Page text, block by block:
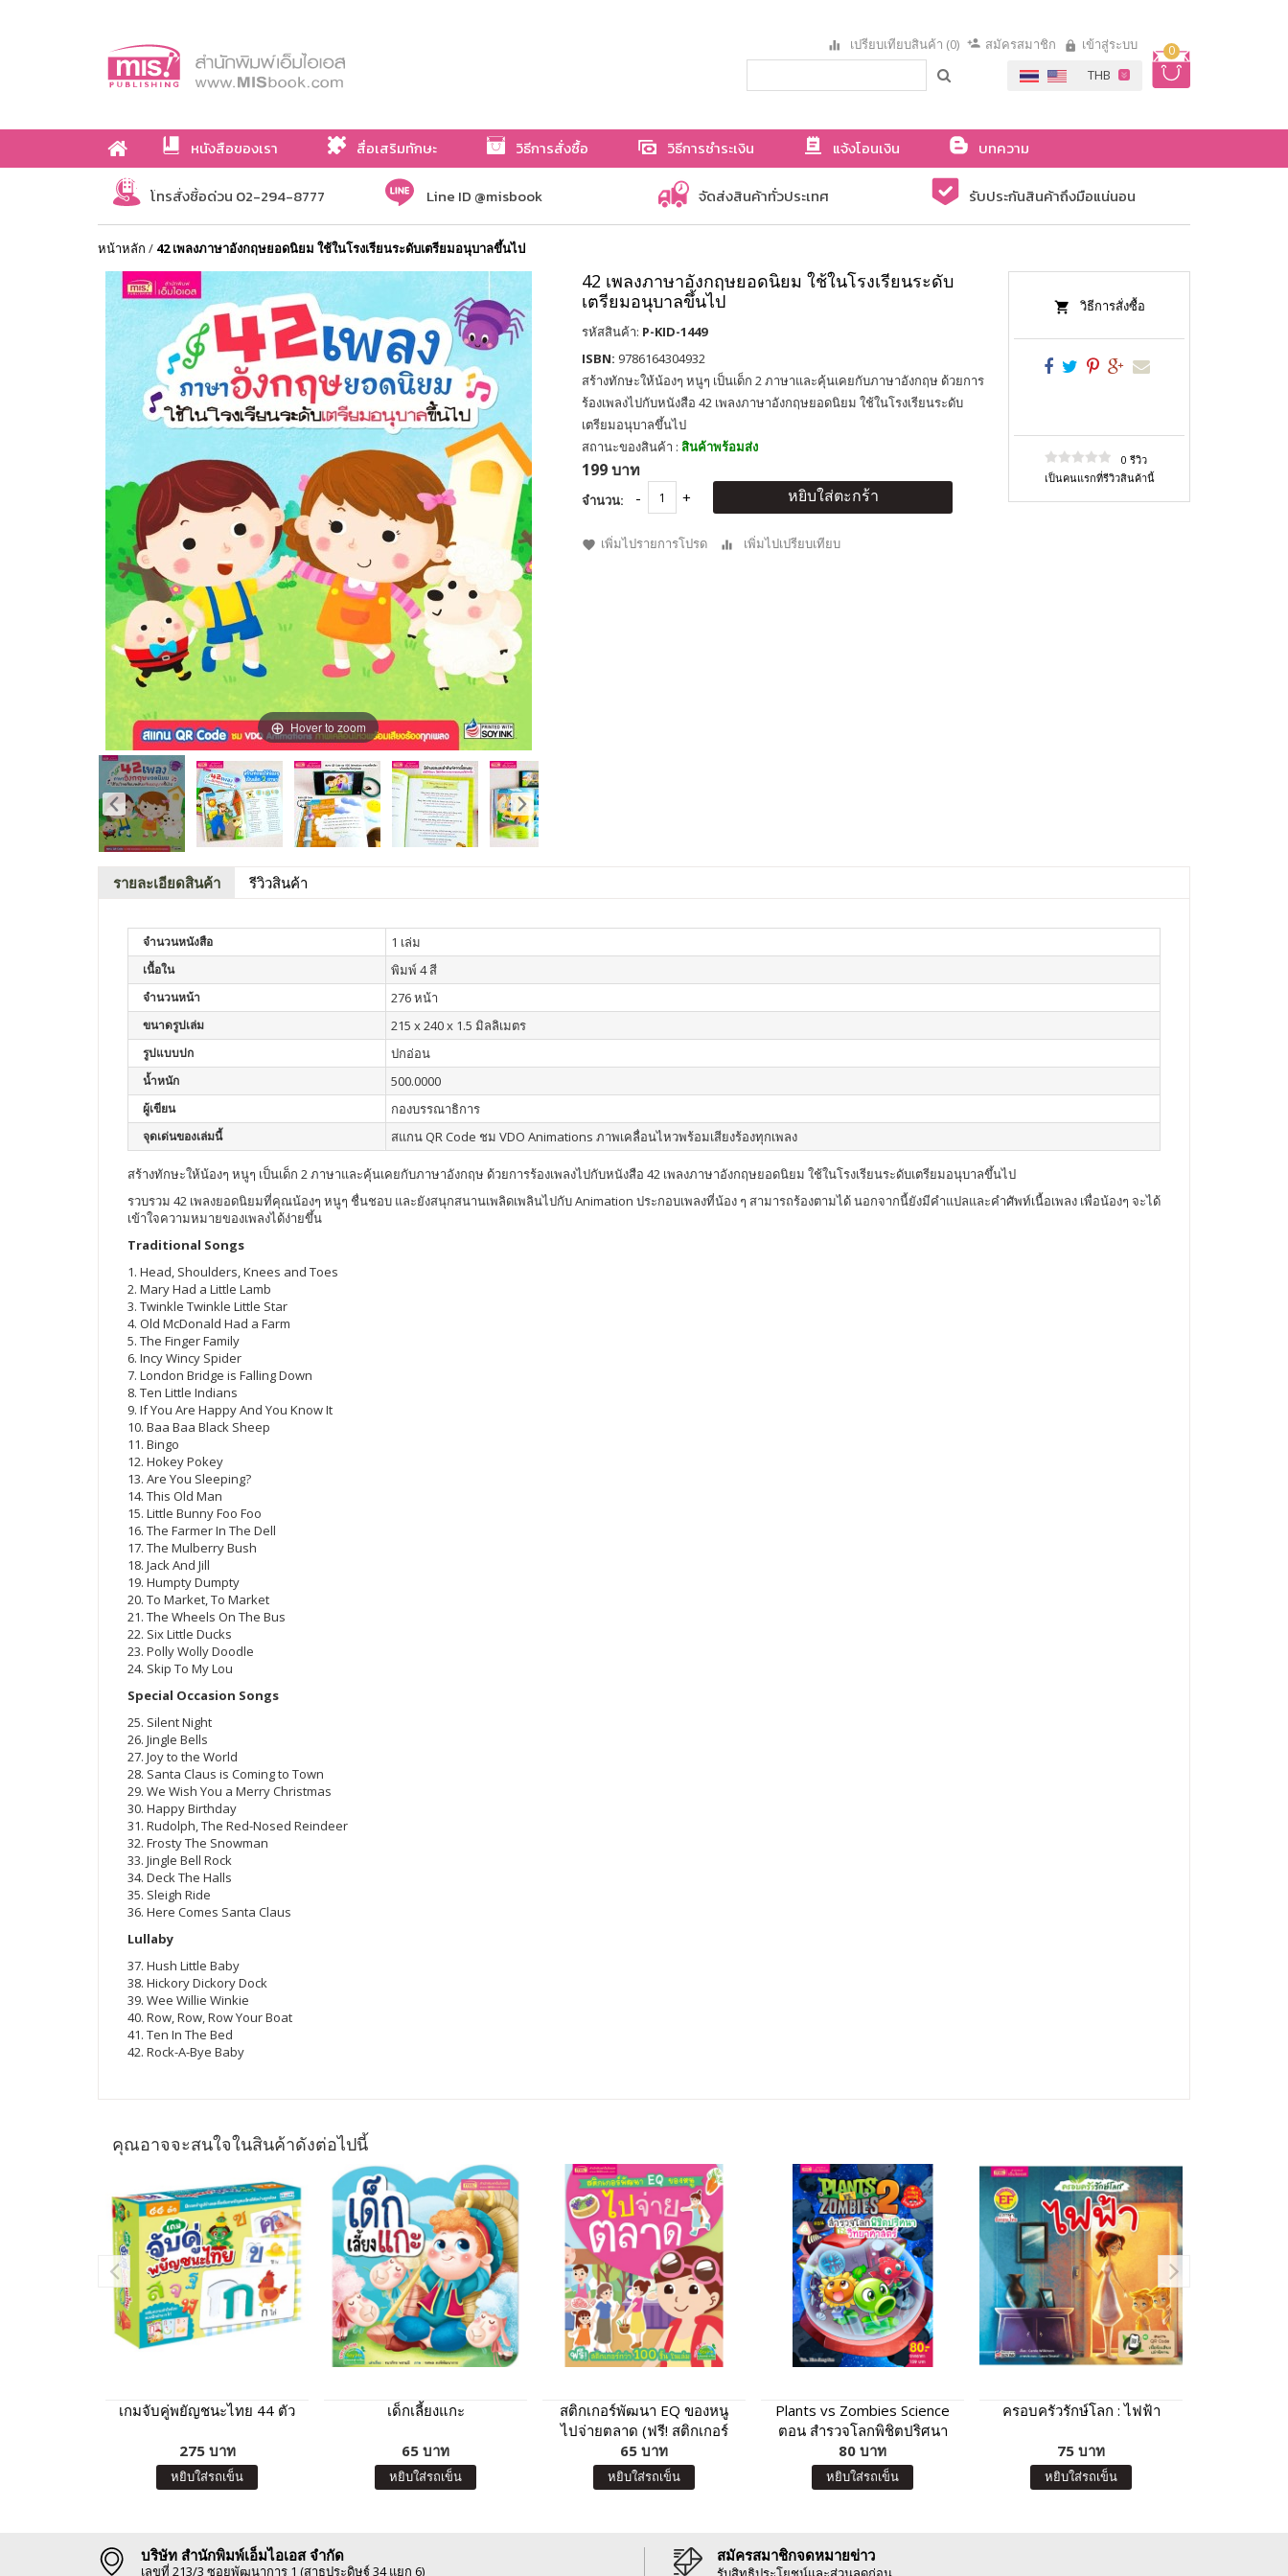
0
เปรียบเทียบสินค้า (0) สมัครสมาชิก เข้าสู่ระบบ
หนังสือของเรา สื่อเสริมทักษะ วิธีการสั่งซื้อ วิธีการชำระเงิน แจ้งโอนเงิน
บทความ
เกี่ยวกับเรา
โทรสั่งซื้อด่วน 02-294-8777 Line ID @misbook จัดส่งสินค้าทั่วประเทศ รับประกันสินค้าถึงมือแน่นอน
หน้าหลัก / 42 เพลงภาษาอังกฤษยอดนิยม ใช้ในโรงเรียนระดับเตรียมอนุบาลขึ้นไป
Hover to zoom
42 เพลงภาษาอังกฤษยอดนิยม ใช้ในโรงเรียนระดับ
เตรียมอนุบาลขึ้นไป
รหัสสินค้า: P-KID-1449
ISBN: 9786164304932
สร้างทักษะให้น้องๆ หนูๆ เป็นเด็ก 2 ภาษาและคุ้นเคยกับภาษาอังกฤษ ด้วยการ
ร้องเพลงไปกับหนังสือ 42 เพลงภาษาอังกฤษยอดนิยม ใช้ในโรงเรียนระดับ
เตรียมอนุบาลขึ้นไป
สถานะของสินค้า : สินค้าพร้อมส่ง
199 บาท
จำนวน: หยิบใส่ตะกร้า
เพิ่มไปรายการโปรด เพิ่มไปเปรียบเทียบ
วิธีการสั่งซื้อ
0 รีวิว
เป็นคนแรกที่รีวิวสินค้านี้
รายละเอียดสินค้า รีวิวสินค้า
จำนวนหนังสือ 1 เล่ม
เนื้อใน พิมพ์ 4 สี
จำนวนหน้า 276 หน้า
ขนาดรูปเล่ม 215 x 240 x 1.5 มิลลิเมตร
รูปแบบปก ปกอ่อน
น้ำหนัก 500.0000
ผู้เขียน กองบรรณาธิการ
จุดเด่นของเล่มนี้ สแกน QR Code ชม VDO Animations ภาพเคลื่อนไหวพร้อมเสียงร้องทุกเพลง
สร้างทักษะให้น้องๆ หนูๆ เป็นเด็ก 2 ภาษาและคุ้นเคยกับภาษาอังกฤษ ด้วยการร้องเพลงไปกับหนังสือ 42 เพลงภาษาอังกฤษยอดนิยม ใช้ในโรงเรียนระดับเตรียมอนุบาลขึ้นไป
รวบรวม 42 เพลงยอดนิยมที่คุณน้องๆ หนูๆ ชื่นชอบ และยังสนุกสนานเพลิดเพลินไปกับ Animation ประกอบเพลงที่น้อง ๆ สามารถร้องตามได้ นอกจากนี้ยังมีคำแปลและคำศัพท์เนื้อเพลง เพื่อน้องๆ จะได้
เข้าใจความหมายของเพลงได้ง่ายขึ้น
Traditional Songs
1. Head, Shoulders, Knees and Toes
2. Mary Had a Little Lamb
3. Twinkle Twinkle Little Star
4. Old McDonald Had a Farm
5. The Finger Family
6. Incy Wincy Spider
7. London Bridge is Falling Down
8. Ten Little Indians
9. If You Are Happy And You Know It
10. Baa Baa Black Sheep
11. Bingo
12. Hokey Pokey
13. Are You Sleeping?
14. This Old Man
15. Little Bunny Foo Foo
16. The Farmer In The Dell
17. The Mulberry Bush
18. Jack And Jill
19. Humpty Dumpty
20. To Market, To Market
21. The Wheels On The Bus
22. Six Little Ducks
23. Polly Wolly Doodle
24. Skip To My Lou
Special Occasion Songs
25. Silent Night
26. Jingle Bells
27. Joy to the World
28. Santa Claus is Coming to Town
29. We Wish You a Merry Christmas
30. Happy Birthday
31. Rudolph, The Red-Nosed Reindeer
32. Frosty The Snowman
33. Jingle Bell Rock
34. Deck The Halls
35. Sleigh Ride
36. Here Comes Santa Claus
Lullaby
37. Hush Little Baby
38. Hickory Dickory Dock
39. Wee Willie Winkie
40. Row, Row, Row Your Boat
41. Ten In The Bed
42. Rock-A-Bye Baby
คุณอาจจะสนใจในสินค้าดังต่อไปนี้
เกมจับคู่พยัญชนะไทย 44 ตัว
275 บาท
หยิบใส่รถเข็น
เด็กเลี้ยงแกะ
65 บาท
หยิบใส่รถเข็น
สติกเกอร์พัฒนา EQ ของหนู
ไปจ่ายตลาด (ฟรี! สติกเกอร์
กว่า 100 ชิ้น ในเล่ม)
65 บาท
หยิบใส่รถเข็น
Plants vs Zombies Science
ตอน สำรวจโลกพิชิตปริศนา
วิทยาศาสตร์
80 บาท
หยิบใส่รถเข็น
ครอบครัวรักษ์โลก : ไฟฟ้า
75 บาท
หยิบใส่รถเข็น
บริษัท สำนักพิมพ์เอ็มไอเอส จำกัด
เลขที่ 213/3 ซอยพัฒนาการ 1 (สาธุประดิษฐ์ 34 แยก 6)
สมัครสมาชิกจดหมายข่าว